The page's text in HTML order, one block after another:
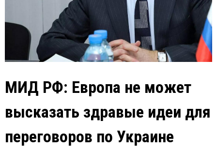
МИД РФ: Европа не может
высказать здравые идеи для
переговоров по Украине